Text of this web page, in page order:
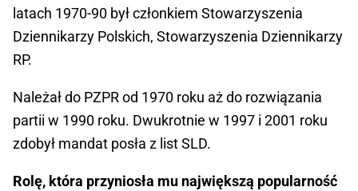
latach 1970-90 był członkiem Stowarzyszenia
Dziennikarzy Polskich, Stowarzyszenia Dziennikarzy
RP.
Należał do PZPR od 1970 roku aż do rozwiązania
partii w 1990 roku. Dwukrotnie w 1997 i 2001 roku
zdobył mandat posła z list SLD.
Rolę, która przyniosła mu największą popularność